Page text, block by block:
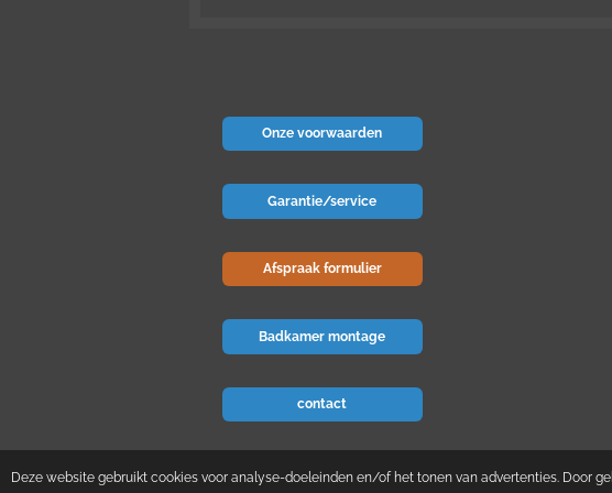
Deze website gebruikt cookies voor analyse-doeleinden en/of het tonen van advertenties. Door
Onze voorwaarden
Garantie/service
Afspraak formulier
Badkamer montage
contact